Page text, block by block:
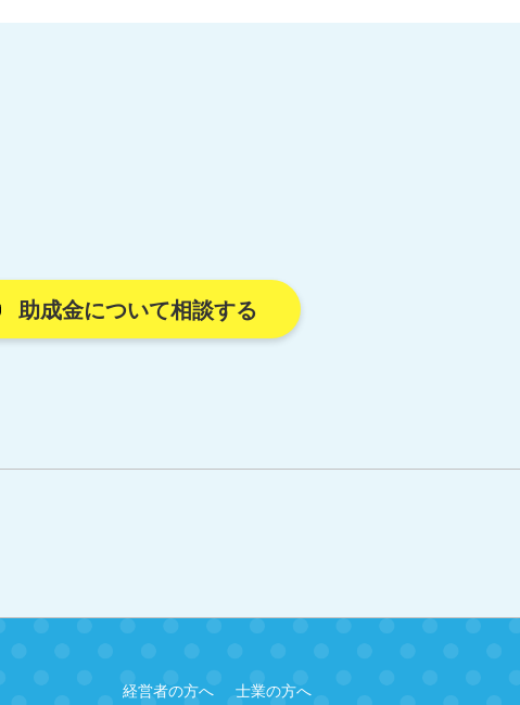
助成金について相談する
経営者の方へ 士業の方へ